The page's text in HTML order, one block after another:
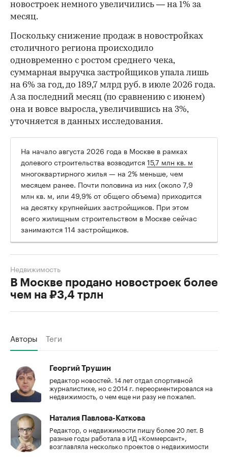
новостроек немного увеличились — на 1% за
месяц.
Поскольку снижение продаж в новостройках
столичного региона происходило
одновременно с ростом среднего чека,
суммарная выручка застройщиков упала лишь
на 6% за год, до 189,7 млрд руб. в июле 2026 года.
А за последний месяц (по сравнению с июнем)
она и вовсе выросла, увеличившись на 3%,
уточняется в данных исследования.
На начало августа 2026 года в Москве в рамках
долевого строительства возводится15,7 млн кв. м
многоквартирного жилья — на 2% меньше, чем
месяцем ранее. Почти половина из них (около 7,9
млн кв. м, или 49,9% от общего объема) приходится
на десятку крупнейших застройщиков. При этом
всего жилищным строительством в Москве сейчас
занимаются 114 застройщиков.
В Москве продано новостроек более
чем на ₽3,4 трлн
Недвижимость
Авторы Теги
Георгий Трушин
редактор новостей. 14 лет отдал спортивной
журналистике, но с 2014 г. переориентировался на
недвижимость, о чем еще ни разу не пожалел.
Наталия Павлова-Каткова
Редактор, о недвижимости пишу более 20 лет. В
разные годы работала в ИД «Коммерсант»,
возглавляла несколько проектов о недвижимости